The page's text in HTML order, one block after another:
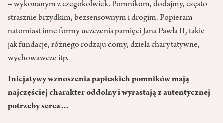
– wykonanym z czegokolwiek. Pomnikom, dodajmy, często
strasznie brzydkim, bezsensownym i drogim. Popieram
natomiast inne formy uczczenia pamięci Jana Pawła II, takie
jak fundacje, różnego rodzaju domy, dzieła charytatywne,
wychowawcze itp.
Inicjatywy wznoszenia papieskich pomników mają
najczęściej charakter oddolny i wyrastają z autentycznej
potrzeby serca…